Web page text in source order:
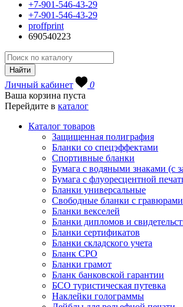
+7-901-546-43-29
+7-901-546-43-29
proffprint
690540223
Личный кабинет
0
Ваша корзина пуста
Перейдите в каталог
Каталог товаров
Защищенная полиграфия
Бланки со спецэффектами
Спортивные бланки
Бумага с водяными знаками (с
Бумага с флуоресцентной
Бланки универсальные
Свободные бланки с гравюрами
Бланки векселей
Бланки дипломов и
Бланки сертификатов
Бланки складского учета
Бланк СРО
Бланки грамот
Бланк банковской гарантии
БСО туристическая путевка
Наклейки голограммы